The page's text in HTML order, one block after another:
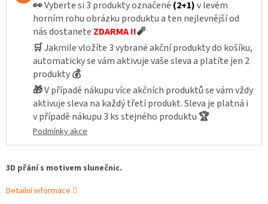
👀Vyberte si 3 produkty označené (2+1)v levém
horním rohu obrázku produktu a ten nejlevnější od
nás dostanete ZDARMA !!🧨
🛒Jakmile vložíte 3 vybrané akční produkty do košíku,
automaticky se vám aktivuje vaše sleva a platíte jen 2
produkty💰
🎁V případě nákupu více akčních produktů se vám vždy
aktivuje sleva na každý třetí produkt. Sleva je platná i
v případě nákupu 3 ks stejného produktu 🏆
Podmínky akce
3D přání s motivem slunečnic.
Detailní informace